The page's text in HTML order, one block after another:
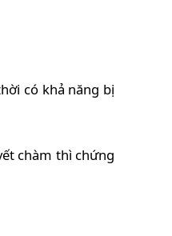
có khả năng bị
chàm thì chứng